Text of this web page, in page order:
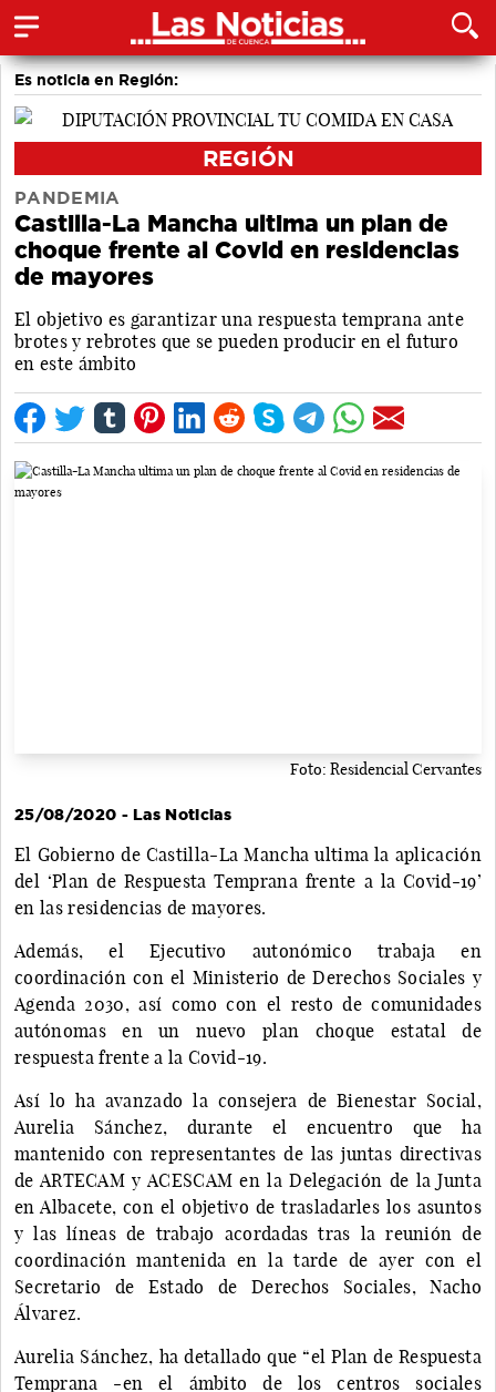
Es noticia en Región:
REGIÓN
PANDEMIA
Castilla-La Mancha ultima un plan de
choque frente al Covid en residencias
de mayores
El objetivo es garantizar una respuesta temprana ante
brotes y rebrotes que se pueden producir en el futuro
en este ámbito
Foto: Residencial Cervantes
25/08/2020 - Las Noticias
El Gobierno de Castilla-La Mancha ultima la aplicación
del ‘Plan de Respuesta Temprana frente a la Covid-19’
en las residencias de mayores.
Además, el Ejecutivo autonómico trabaja en
coordinación con el Ministerio de Derechos Sociales y
Agenda 2030, así como con el resto de comunidades
autónomas en un nuevo plan choque estatal de
respuesta frente a la Covid-19.
Así lo ha avanzado la consejera de Bienestar Social,
Aurelia Sánchez, durante el encuentro que ha
mantenido con representantes de las juntas directivas
de ARTECAM y ACESCAM en la Delegación de la Junta
en Albacete, con el objetivo de trasladarles los asuntos
y las líneas de trabajo acordadas tras la reunión de
coordinación mantenida en la tarde de ayer con el
Secretario de Estado de Derechos Sociales, Nacho
Álvarez.
Aurelia Sánchez, ha detallado que “el Plan de Respuesta
Temprana -en el ámbito de los centros sociales